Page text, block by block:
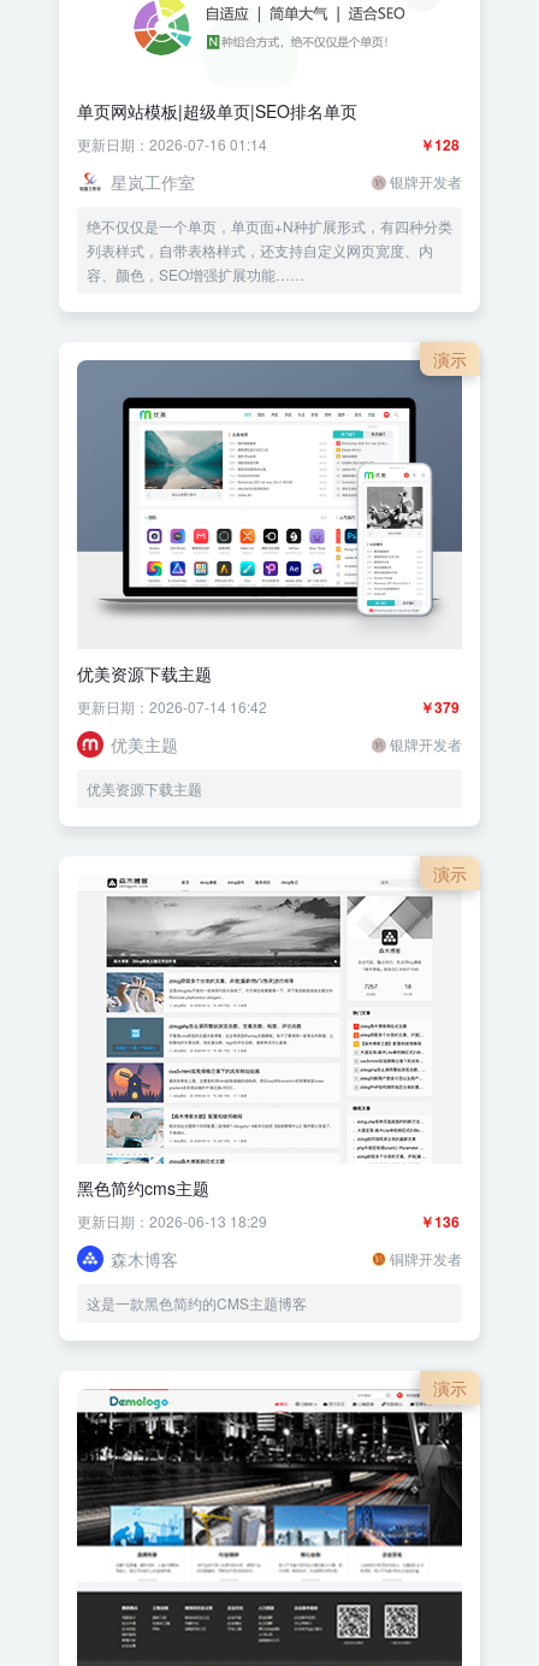
单页网站模板|超级单页|SEO排名单页
￥128
更新日期：2026-07-16 01:14
星岚工作室 银牌开发者
绝不仅仅是一个单页，单页面+N种扩展形式，有四种分类
列表样式，自带表格样式，还支持自定义网页宽度、内
容、颜色，SEO增强扩展功能……
演示
优美资源下载主题
￥379
更新日期：2026-07-14 16:42
优美主题 银牌开发者
优美资源下载主题
演示
黑色简约cms主题
￥136
更新日期：2026-06-13 18:29
森木博客 铜牌开发者
这是一款黑色简约的CMS主题博客
演示